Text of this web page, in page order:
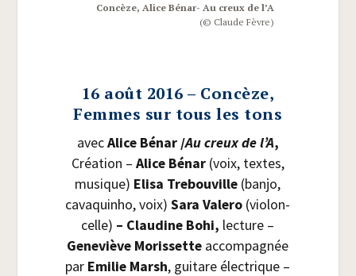
Concèze, Alice Bénar- Au creux de l’A
(© Claude Fèvre)
16 août 2016 – Concèze,
Femmes sur tous les tons
avecAlice Bénar /​Au creux de l’A,
Créa­tion – Alice Bénar(voix, textes,
musique) Eli­sa Tre­bou­ville (ban­jo,
cava­quin­ho, voix)Sara Vale­ro (vio­lon­
celle) – Clau­dine Bohi, lec­ture –
Gene­viève Moris­sette accom­pa­gnée
par Emi­lie Marsh, gui­tare élec­trique –